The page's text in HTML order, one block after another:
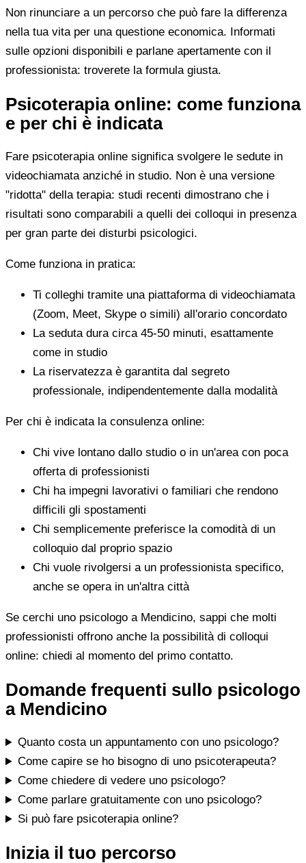
Non rinunciare a un percorso che può fare la differenza
nella tua vita per una questione economica. Informati
sulle opzioni disponibili e parlane apertamente con il
professionista: troverete la formula giusta.
Psicoterapia online: come funziona
e per chi è indicata
Fare psicoterapia online significa svolgere le sedute in
videochiamata anziché in studio. Non è una versione
"ridotta" della terapia: studi recenti dimostrano che i
risultati sono comparabili a quelli dei colloqui in presenza
per gran parte dei disturbi psicologici.
Come funziona in pratica:
Ti colleghi tramite una piattaforma di videochiamata
(Zoom, Meet, Skype o simili) all'orario concordato
La seduta dura circa 45-50 minuti, esattamente
come in studio
La riservatezza è garantita dal segreto
professionale, indipendentemente dalla modalità
Per chi è indicata la consulenza online:
Chi vive lontano dallo studio o in un'area con poca
offerta di professionisti
Chi ha impegni lavorativi o familiari che rendono
difficili gli spostamenti
Chi semplicemente preferisce la comodità di un
colloquio dal proprio spazio
Chi vuole rivolgersi a un professionista specifico,
anche se opera in un'altra città
Se cerchi uno psicologo a Mendicino, sappi che molti
professionisti offrono anche la possibilità di colloqui
online: chiedi al momento del primo contatto.
Domande frequenti sullo psicologo
a Mendicino
Quanto costa un appuntamento con uno psicologo?
Come capire se ho bisogno di uno psicoterapeuta?
Come chiedere di vedere uno psicologo?
Come parlare gratuitamente con uno psicologo?
Si può fare psicoterapia online?
Inizia il tuo percorso